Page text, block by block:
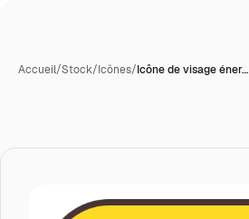
Accueil/Stock/Icônes/Icône de visage éner…